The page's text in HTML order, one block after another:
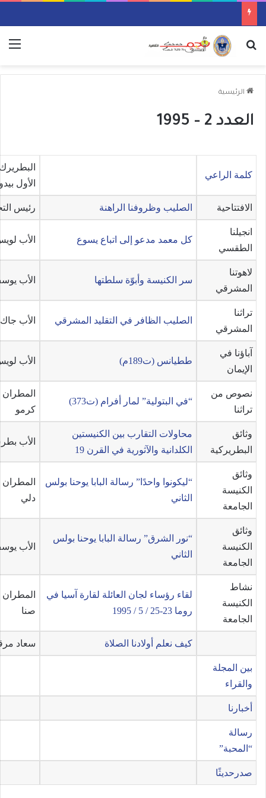
بحث عن
الرئيسية
العدد 2 – 1995
كلمة الراعي
الأول
الافتتاحية الصليب وظروفنا الراهنة رئيس
انجيلنا
الطقسي
كل معمد مدعو إلى اتباع يسوع الأب
لاهوتنا
المشرقي
سر الكنيسة وأبوّة سلطتها الأب
تراثنا
المشرقي
الصليب الظافر في التقليد المشرقي الأب
آباؤنا في
الإيمان
ططيانس (ت189م) الأب
نصوص من
تراثنا
“في البتولية” لمار أفرام (ت373)
كرمو
وثائق
البطريركية
محاولات التقارب بين الكنيستين
الكلدانية والآثورية في القرن 19
الأب
وثائق
الكنيسة
الجامعة
“ليكونوا واحدًا” رسالة البابا يوحنا بولس
الثاني
المطران
دلي
وثائق
الكنيسة
الجامعة
“نور الشرق” رسالة البابا يوحنا بولس
الثاني
الأب
نشاط
الكنيسة
الجامعة
لقاء رؤساء لجان العائلة لقارة آسيا في
روما 23-25 / 5 / 1995
صنا
كيف نعلم أولادنا الصلاة سعاد
بين المجلة
والقراء
أخبارنا
رسالة
“المحبة”
صدرحديثًا